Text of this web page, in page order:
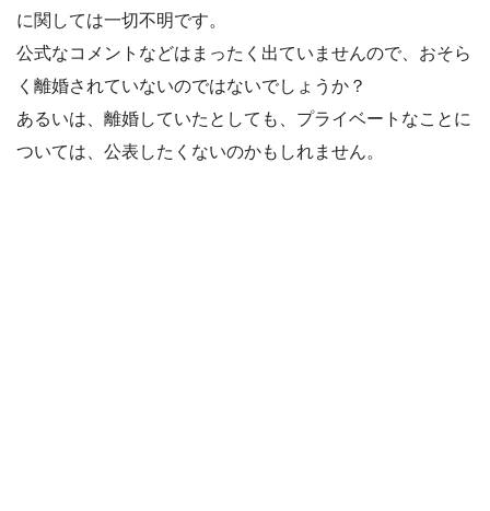
に関しては一切不明です。
公式なコメントなどはまったく出ていませんので、おそら
く離婚されていないのではないでしょうか？
あるいは、離婚していたとしても、プライベートなことに
ついては、公表したくないのかもしれません。